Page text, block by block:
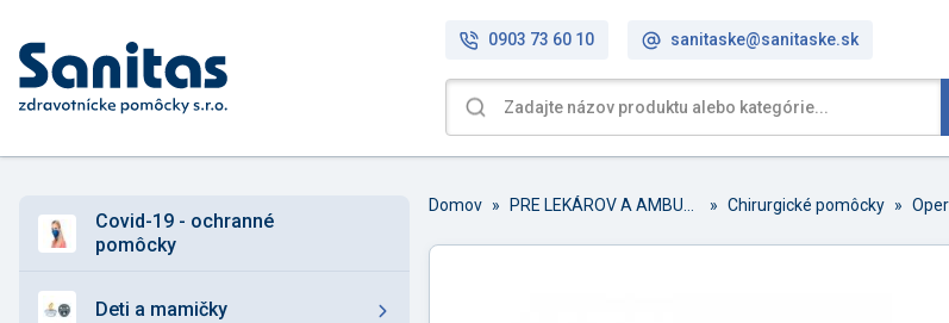
0903 73 60 10 sanitaske@sanitaske.sk
covid-19 - ochranné
pomôcky
deti a mamičky
Domov » » Chirurgické pomôcky »